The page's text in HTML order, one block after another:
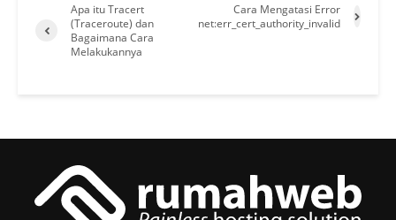
Apa itu Tracert
(Traceroute) dan
Bagaimana Cara
Melakukannya
Cara Mengatasi Error
net:err_cert_authority_invalid